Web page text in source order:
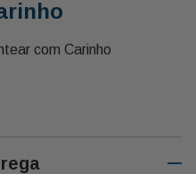
com Carinho